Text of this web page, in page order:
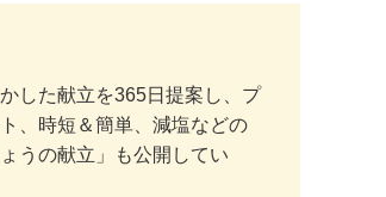
した献立を365日提案し、プ
、時短＆簡単、減塩などの
うの献立」も公開してい